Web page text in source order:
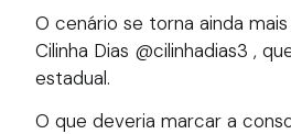
O cenário se torna ainda
Cilinha Dias @cilinhadias3 ,
estadual.
O que deveria marcar a